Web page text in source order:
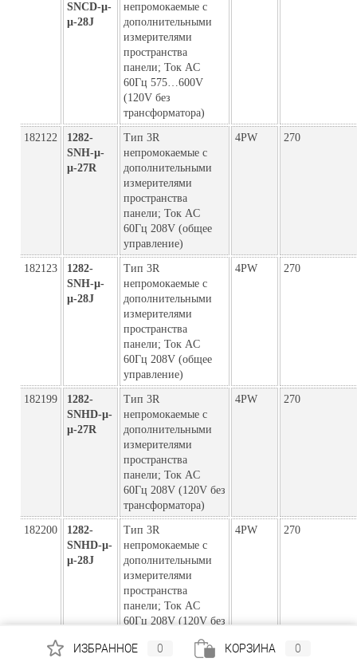
SNCD-µ-
µ-28J
непромокаемые с
дополнительными
измерителями
пространства
панели; Ток AC
60Гц 575…600V
(120V без
трансформатора)
182122
1282-
SNH-µ-
µ-27R
Тип 3R
непромокаемые с
дополнительными
измерителями
пространства
панели; Ток AC
60Гц 208V (общее
управление)
4PW 270
182123
1282-
SNH-µ-
µ-28J
Тип 3R
непромокаемые с
дополнительными
измерителями
пространства
панели; Ток AC
60Гц 208V (общее
управление)
4PW 270
182199
1282-
SNHD-µ-
µ-27R
Тип 3R
непромокаемые с
дополнительными
измерителями
пространства
панели; Ток AC
60Гц 208V (120V без
трансформатора)
4PW 270
182200
1282-
SNHD-µ-
µ-28J
Тип 3R
непромокаемые с
дополнительными
измерителями
пространства
панели; Ток AC
60Гц 208V (120V без
трансформатора)
4PW 270
ИЗБРАННОЕ 0 КОРЗИНА 0